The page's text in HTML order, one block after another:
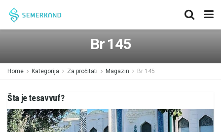
Br 145
Home Kategorija Za pročitati Magazin Br 145
Šta je tesavvuf?